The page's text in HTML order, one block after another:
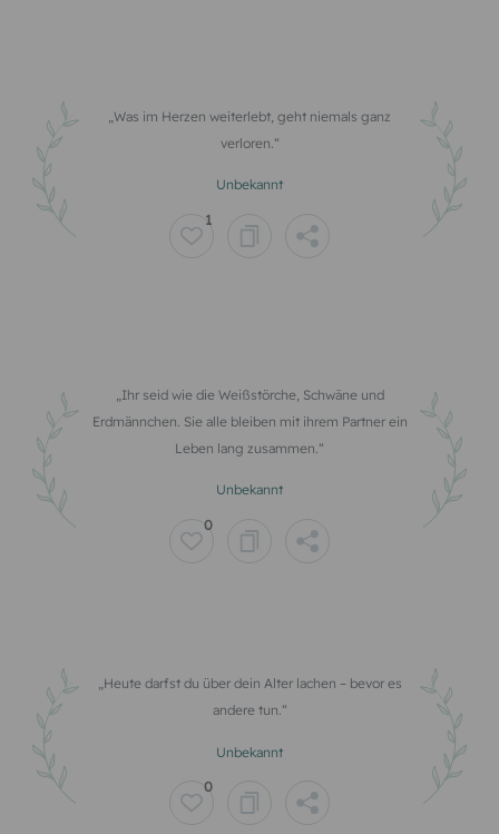
Was im Herzen weiterlebt, geht niemals ganz
verloren.
Unbekannt
1
Ihr seid wie die Weißstörche, Schwäne und
Erdmännchen. Sie alle bleiben mit ihrem Partner ein
Leben lang zusammen.
Unbekannt
0
Heute darfst du über dein Alter lachen – bevor es
andere tun.
Unbekannt
0